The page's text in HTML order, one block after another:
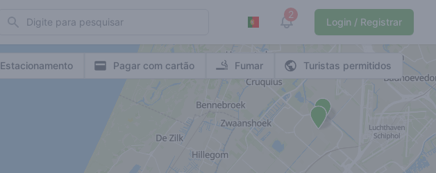
Search 2
View notifications
Login / Registrar
Estacionamento Pagar com cartão Fumar Turistas permitidos